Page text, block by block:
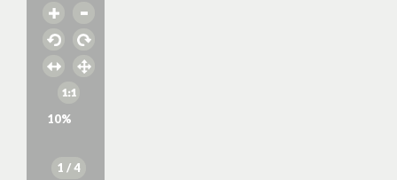
10%
1 / 4